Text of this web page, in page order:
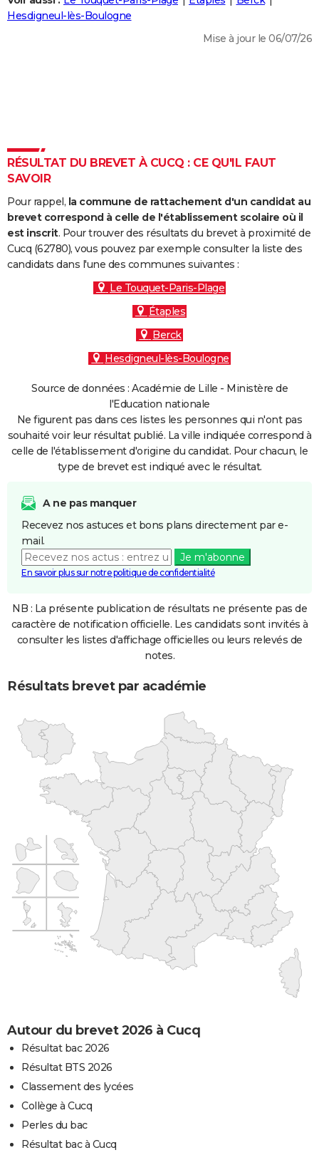
Destinations
City break
Voyage nature
Voyage de noces
Forum
Climat
+
PHOTO
Dictionnaire
Biographies
Citations
Expressions
Proverbes
PROGRAMME TV
S'inscrire
Se connecter
Lycées
Collèges
Primaires
Universités
Entreprises
Service militaire
Avis de recherche
AVIS DE DÉCÈS
FORUM
Hesdigneul-lès-Boulogne
Mise à jour le 06/07/26
RÉSULTAT DU BREVET À CUCQ : CE QU'IL FAUT
SAVOIR
Pour rappel, la commune de rattachement d'un candidat au
brevet correspond à celle de l'établissement scolaire où il
est inscrit. Pour trouver des résultats du brevet à proximité de
Cucq (62780), vous pouvez par exemple consulter la liste des
candidats dans l'une des communes suivantes :
Le Touquet-Paris-Plage
Étaples
Berck
Hesdigneul-lès-Boulogne
Source de données : Académie de Lille - Ministère de
l'Education nationale
Ne figurent pas dans ces listes les personnes qui n'ont pas
souhaité voir leur résultat publié. La ville indiquée correspond à
celle de l'établissement d'origine du candidat. Pour chacun, le
type de brevet est indiqué avec le résultat.
A ne pas manquer
Recevez nos astuces et bons plans directement par e-
mail.
Je m'abonne
En savoir plus sur notre politique de confidentialité
NB : La présente publication de résultats ne présente pas de
caractère de notification officielle. Les candidats sont invités à
consulter les listes d'affichage officielles ou leurs relevés de
notes.
Résultats brevet par académie
Autour du brevet 2026 à Cucq
Résultat bac 2026
Résultat BTS 2026
Classement des lycées
Collège à Cucq
Perles du bac
Résultat bac à Cucq